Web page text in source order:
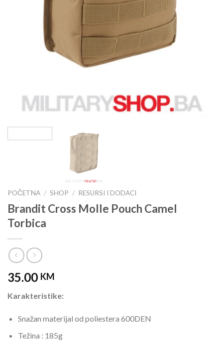
POČETNA / SHOP / RESURSI I DODACI
Brandit Cross Molle Pouch Camel
Torbica
35.00 KM
Karakteristike:
Snažan materijal od poliestera 600DEN
Težina : 185g